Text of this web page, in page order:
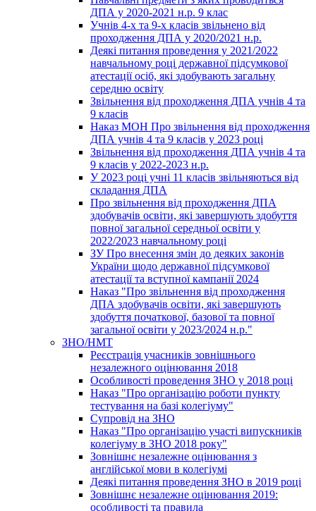
ДПА у 2020-2021 н.р. 9 клас
Учнів 4-х та 9-х класів звільнено від
проходження ДПА у 2020/2021 н.р.
Деякі питання проведення у 2021/2022
навчальному році державної підсумкової
атестації осіб, які здобувають загальну
середню освіту
Звільнення від проходження ДПА учнів 4 та
9 класів
Наказ МОН Про звільнення від проходження
ДПА учнів 4 та 9 класів у 2023 році
Звільнення від проходження ДПА учнів 4 та
9 класів у 2022-2023 н.р.
У 2023 році учні 11 класів звільняються від
складання ДПА
Про звільнення від проходження ДПА
здобувачів освіти, які завершують здобуття
повної загальної середньої освіти у
2022/2023 навчальному році
ЗУ Про внесення змін до деяких законів
України щодо державної підсумкової
атестації та вступної кампанії 2024
Наказ "Про звільнення від проходження
ДПА здобувачів освіти, які завершують
здобуття початкової, базової та повної
загальної освіти у 2023/2024 н.р."
ЗНО/НМТ
Реєстрація учасників зовнішнього
незалежного оцінювання 2018
Особливості проведення ЗНО у 2018 році
Наказ "Про організацію роботи пункту
тестування на базі колегіуму"
Супровід на ЗНО
Наказ "Про організацію участі випускників
колегіуму в ЗНО 2018 року"
Зовнішнє незалежне оцінювання з
англійської мови в колегіумі
Деякі питання проведення ЗНО в 2019 році
Зовнішнє незалежне оцінювання 2019:
особливості та правила